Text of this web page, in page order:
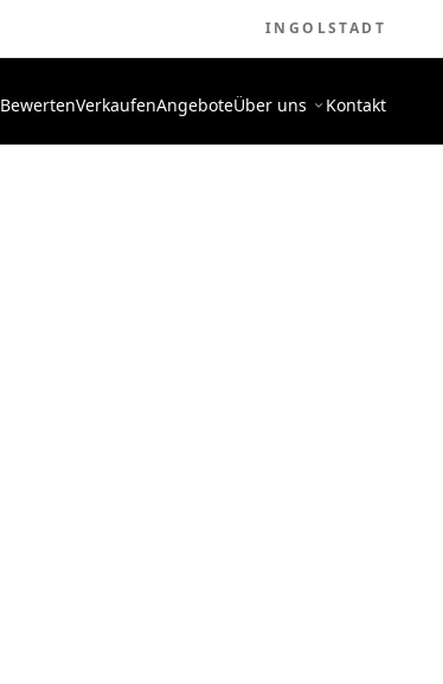
INGOLSTADT
BewertenVerkaufenAngeboteÜber uns Kontakt